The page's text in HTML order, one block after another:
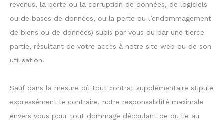
revenus, la perte ou la corruption de données, de logiciels
ou de bases de données, ou la perte ou l’endommagement
de biens ou de données) subis par vous ou par une tierce
partie, résultant de votre accès à notre site web ou de son
utilisation.
Sauf dans la mesure où tout contrat supplémentaire stipule
expressément le contraire, notre responsabilité maximale
envers vous pour tout dommage découlant de ou lié au